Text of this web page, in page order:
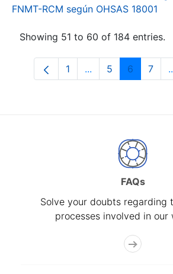
FNMT-RCM según OHSAS 18001
Showing 51 to 60 of 184 entries.
Page
1 ...Intermediate
Page
5 Page
6 7
FAQs
Solve your doubts regarding
processes involved in our